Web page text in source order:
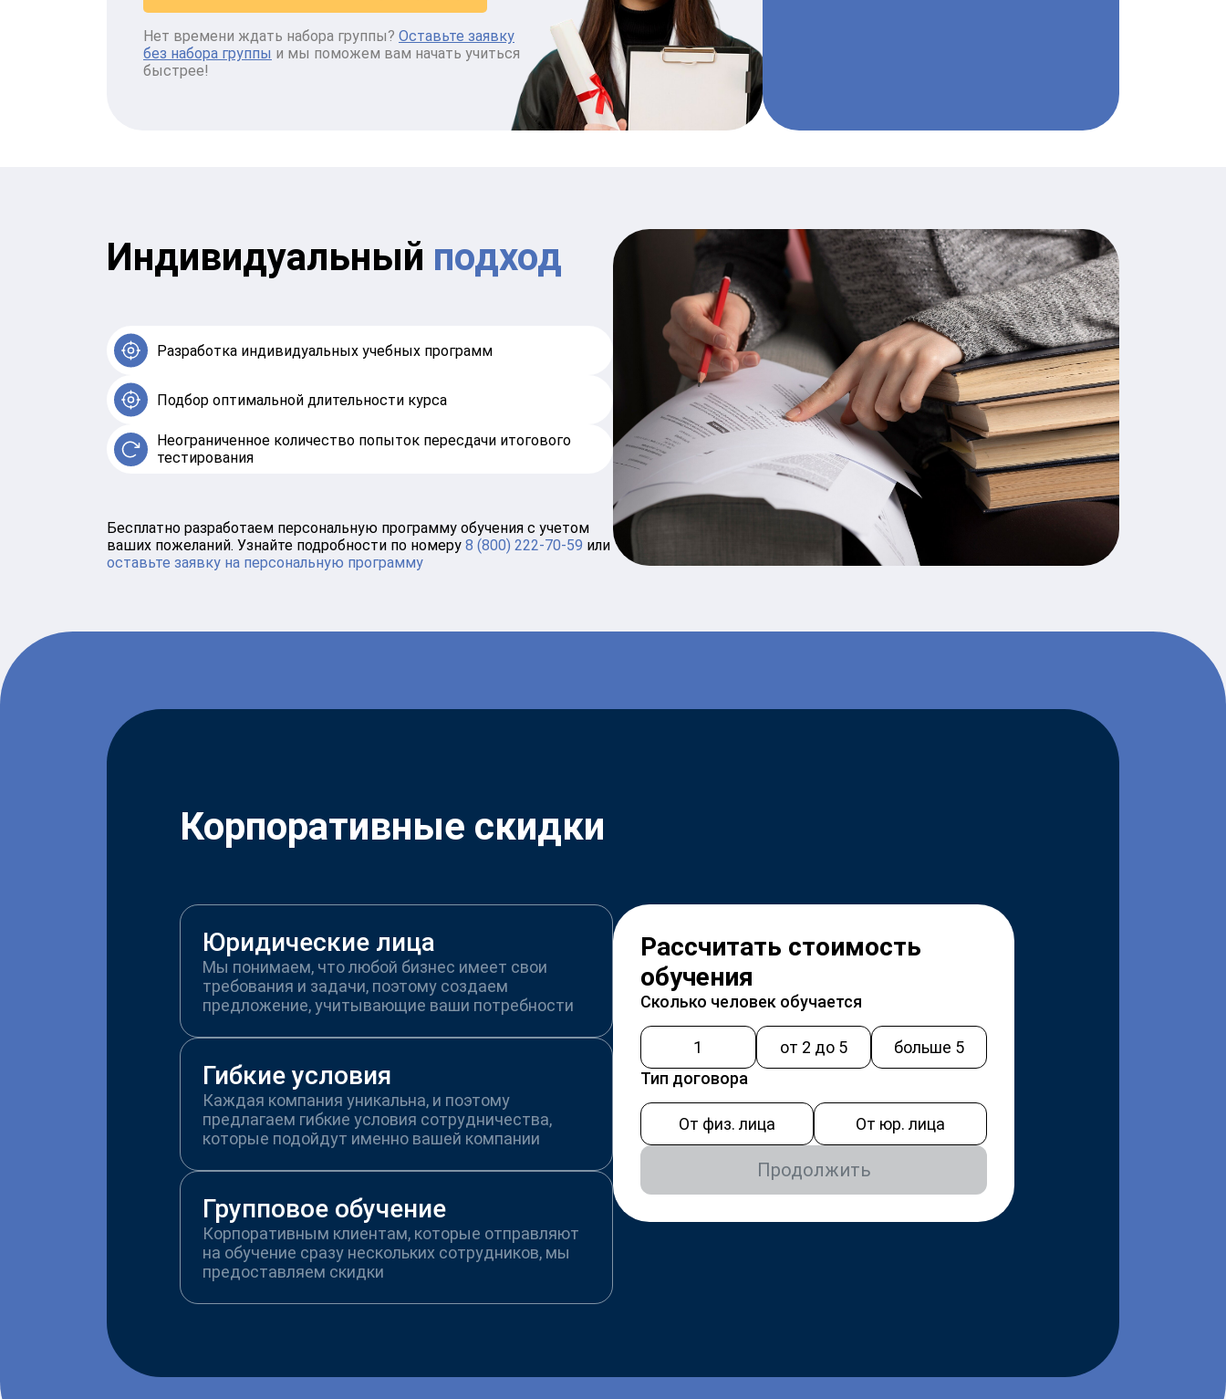
Нет времени ждать набора группы? Оставьте заявку
без набора группы и мы поможем вам начать учиться
быстрее!
Индивидуальный подход
Разработка индивидуальных учебных программ
Подбор оптимальной длительности курса
Неограниченное количество попыток пересдачи итогового
тестирования
Бесплатно разработаем персональную программу обучения с учетом
ваших пожеланий. Узнайте подробности по номеру 8 (800) 222-70-59 или
оставьте заявку на персональную программу
Корпоративные скидки
Юридические лица
Мы понимаем, что любой бизнес имеет свои
требования и задачи, поэтому создаем
предложение, учитывающие ваши потребности
Гибкие условия
Каждая компания уникальна, и поэтому
предлагаем гибкие условия сотрудничества,
которые подойдут именно вашей компании
Групповое обучение
Корпоративным клиентам, которые отправляют
на обучение сразу нескольких сотрудников, мы
предоставляем скидки
Рассчитать стоимость
обучения
Сколько человек обучается
1 от 2 до 5
больше 5
Тип договора
От физ. лица От юр. лица
Продолжить